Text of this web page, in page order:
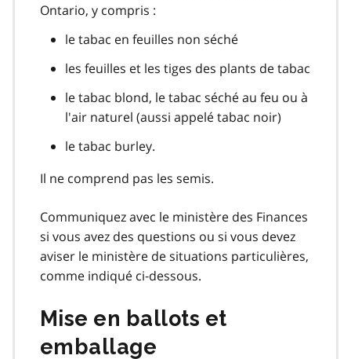
Ontario, y compris :
le tabac en feuilles non séché
les feuilles et les tiges des plants de tabac
le tabac blond, le tabac séché au feu ou à
l'air naturel (aussi appelé tabac noir)
le tabac burley.
Il ne comprend pas les semis.
Communiquez avec le ministère des Finances
si vous avez des questions ou si vous devez
aviser le ministère de situations particulières,
comme indiqué ci‑dessous.
Mise en ballots et
emballage